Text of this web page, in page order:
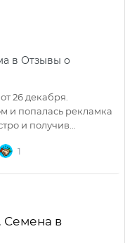
в Отзывы о
26 декабря.
и попалась рекламка
и получив...
1
Семена в